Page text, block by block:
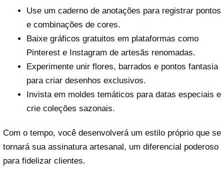
Use um caderno de anotações para registrar pontos
e combinações de cores.
Baixe gráficos gratuitos em plataformas como
Pinterest e Instagram de artesãs renomadas.
Experimente unir flores, barrados e pontos fantasia
para criar desenhos exclusivos.
Invista em moldes temáticos para datas especiais e
crie coleções sazonais.
Com o tempo, você desenvolverá um estilo próprio que se
tornará sua assinatura artesanal, um diferencial poderoso
para fidelizar clientes.